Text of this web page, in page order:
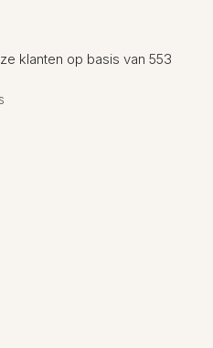
klanten op basis van 553